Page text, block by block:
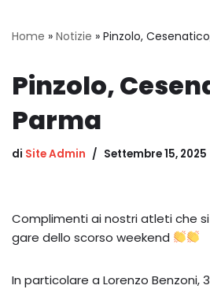
Home » Notizie » Pinzolo,
Pinzolo,
Parma
di Site Admin Settembre 15, 2025
Complimenti ai nostri atleti che
gare dello scorso weekend
In particolare a Lorenzo Benzoni,